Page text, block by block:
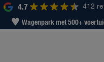
4.7
412
Wagenpark met 500+